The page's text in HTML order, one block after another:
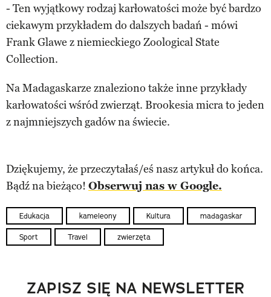
- Ten wyjątkowy rodzaj karłowatości może być bardzo
ciekawym przykładem do dalszych badań - mówi
Frank Glawe z niemieckiego Zoological State
Collection.
Na Madagaskarze znaleziono także inne przykłady
karłowatości wśród zwierząt. Brookesia micra to jeden
z najmniejszych gadów na świecie.
Dziękujemy, że przeczytałaś/eś nasz artykuł do końca.
Bądź na bieżąco! Obserwuj nas w Google.
Edukacja kameleony Kultura madagaskar
Sport Travel zwierzęta
ZAPISZ SIĘ NA NEWSLETTER